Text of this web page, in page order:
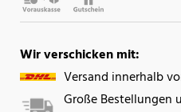
Wir verschicken mit:
Versand innerhalb
Große Bestellungen